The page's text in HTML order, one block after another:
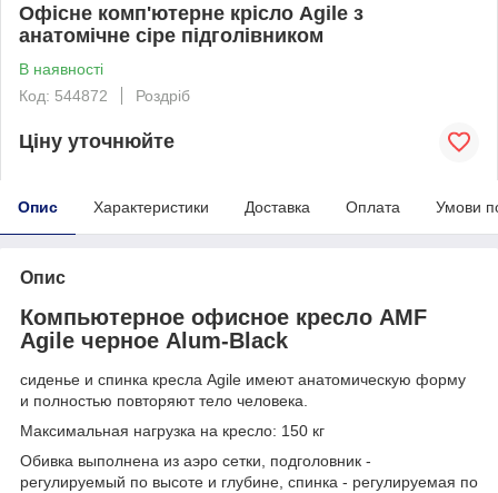
Офісне комп'ютерне крісло Agile з
анатомічне сіре підголівником
В наявності
Код: 544872
Роздріб
Ціну уточнюйте
Опис Характеристики Доставка Оплата Умови
Опис
Компьютерное офисное кресло AMF
Agile черное Alum-Black
сиденье и спинка кресла Agile имеют анатомическую форму
и полностью повторяют тело человека.
Максимальная нагрузка на кресло: 150 кг
Обивка выполнена из аэро сетки, подголовник -
регулируемый по высоте и глубине, спинка - регулируемая по